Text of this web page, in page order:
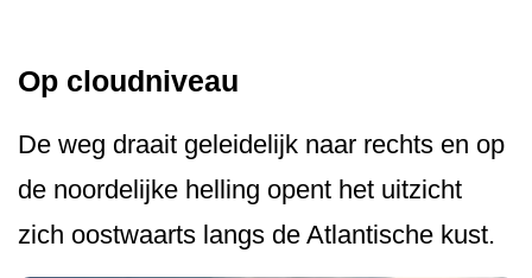
Op cloudniveau
De weg draait geleidelijk naar rechts en op
de noordelijke helling opent het uitzicht
zich oostwaarts langs de Atlantische kust.